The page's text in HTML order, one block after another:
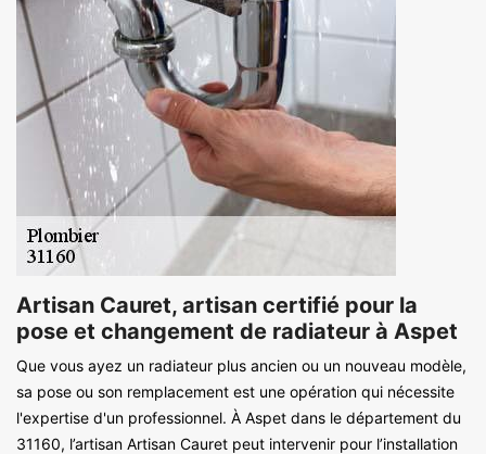
Artisan Cauret, artisan certifié pour la
pose et changement de radiateur à Aspet
Que vous ayez un radiateur plus ancien ou un nouveau modèle,
sa pose ou son remplacement est une opération qui nécessite
l'expertise d'un professionnel. À Aspet dans le département du
31160, l’artisan Artisan Cauret peut intervenir pour l’installation